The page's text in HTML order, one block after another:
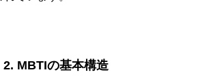
2. MBTIの基本構造